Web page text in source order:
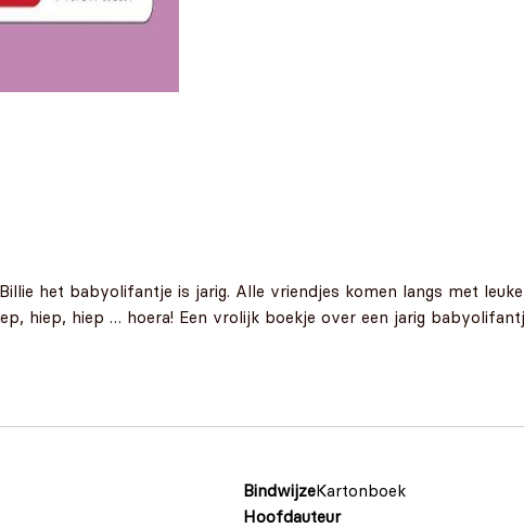
het babyolifantje is jarig. Alle vriendjes komen langs met
hiep, hiep … hoera! Een vrolijk boekje over een jarig
BindwijzeKartonboek
Hoofdauteur